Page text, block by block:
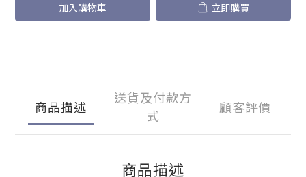
加入購物車 立即購買
商品描述
送貨及付款方
式
顧客評價
商品描述